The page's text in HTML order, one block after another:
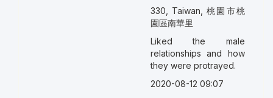
330, Taiwan, 桃園市桃
園區南華里
Liked the male
relationships and how
they were protrayed.
2020-08-12 09:07